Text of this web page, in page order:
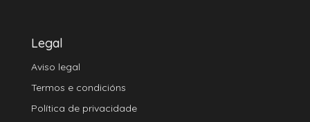
Legal
Aviso legal
Termos e condicións
Política de privacidade